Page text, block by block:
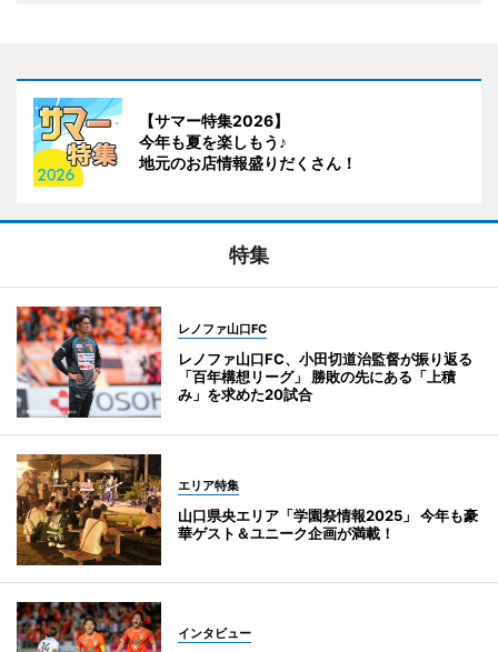
【サマー特集2026】
今年も夏を楽しもう♪
地元のお店情報盛りだくさん！
特集
レノファ山口FC
レノファ山口FC、小田切道治監督が振り返る
「百年構想リーグ」 勝敗の先にある「上積
み」を求めた20試合
エリア特集
山口県央エリア「学園祭情報2025」 今年も豪
華ゲスト＆ユニーク企画が満載！
インタビュー